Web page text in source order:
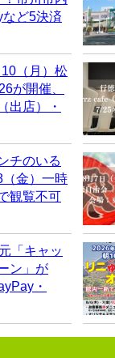
ど5決済
10（月）松
が開催、
出店）・
チのいる
金）一時
観覧不可
「キャッ
ン」が
・